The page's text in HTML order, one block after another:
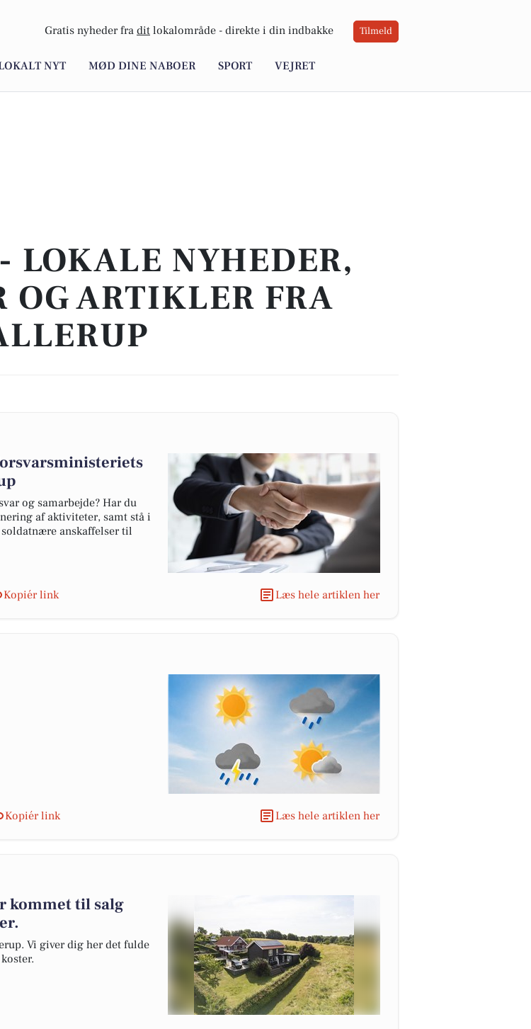
Gratis nyheder fra dit lokalområde - direkte i din indbakke Tilmeld
NYT MØD DINE NABOER SPORT VEJRET
LOKALE NYHEDER,
OG ARTIKLER FRA
og samarbejde? Har du
af aktiviteter, samt stå i
anskaffelser til
Kopiér link Læs hele artiklen her
Kopiér link Læs hele artiklen her
kommet til salg
Vi giver dig her det fulde